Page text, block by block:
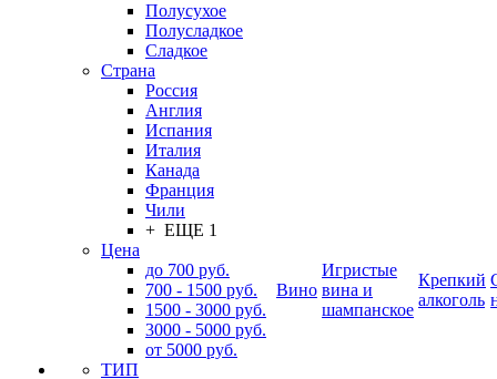
Полусухое
Полусладкое
Сладкое
Страна
Россия
Англия
Испания
Италия
Канада
Франция
Чили
+ ЕЩЕ 1
Цена
до 700 руб.
700 - 1500 руб.
1500 - 3000 руб.
3000 - 5000 руб.
от 5000 руб.
ТИП
Вино
Игристые
вина и
шампанское
Крепкий
алкоголь